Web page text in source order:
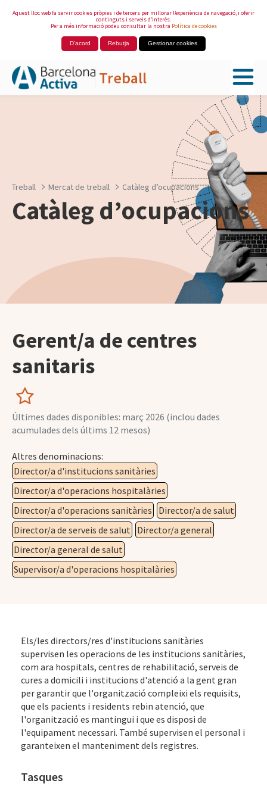
Aquest lloc web fa servir cookies pròpies i de tercers per millorar l’experiència de navegació, i oferir
continguts i serveis d’interès.
Per a més informació podeu consultar la nostra Política de cookies
D'acord Rebutja Gestionar cookies
Treball
Treball Mercat de treball Catàleg d’ocupacions
Catàleg d’ocupacions
Gerent/a de centres
sanitaris
Últimes dades disponibles: març 2026 (inclou dades
acumulades dels últims 12 mesos)
Altres denominacions:
Director/a d'institucions sanitàries
Director/a d'operacions hospitalàries
Director/a d'operacions sanitàries
Director/a de salut
Director/a de serveis de salut Director/a general
Director/a general de salut
Supervisor/a d'operacions hospitalàries
Els/les directors/res d'institucions sanitàries
supervisen les operacions de les institucions sanitàries,
com ara hospitals, centres de rehabilitació, serveis de
cures a domicili i institucions d'atenció a la gent gran
per garantir que l'organització compleixi els requisits,
que els pacients i residents rebin atenció, que
l'organització es mantingui i que es disposi de
l'equipament necessari. També supervisen el personal i
garanteixen el manteniment dels registres.
Tasques